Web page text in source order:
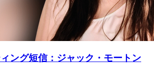
ング短信：ジャック・モートン